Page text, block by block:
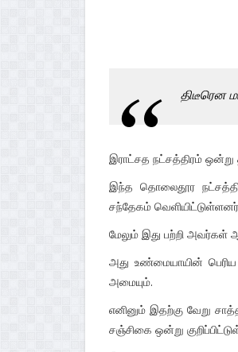
திடீரென
இராட்சத நட்சத்திரம் ஒன்று
இந்த தொலைதூர
சந்தேகம்
மேலும் இது பற்றி அவர்கள்
அது உண்மையாயின்
அமையும்.
எனினும் இதற்கு வேறு
சஞ்சிகை ஒன்று